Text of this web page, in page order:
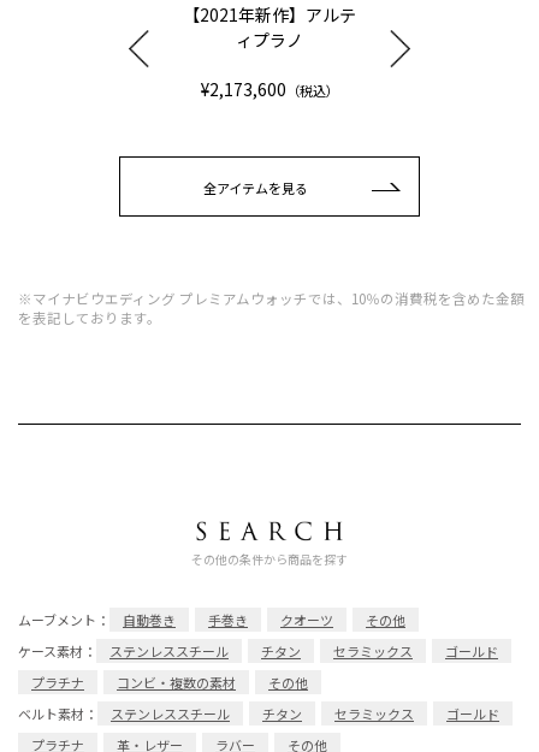
【2021年新作】アルテ
ィプラノ
¥2,173,600 （税込）
全アイテムを見る
※マイナビウエディング プレミアムウォッチでは、10％の消費税を含めた金額
を表記しております。
その他の条件から商品を探す
ムーブメント： 自動巻き 手巻き クオーツ
その他
ケース素材：
ステンレススチール チタン セラミックス
ゴールド
プラチナ
コンビ・複数の素材
その他
ベルト素材：
ステンレススチール チタン セラミックス
ゴールド
プラチナ
革・レザー ラバー
その他